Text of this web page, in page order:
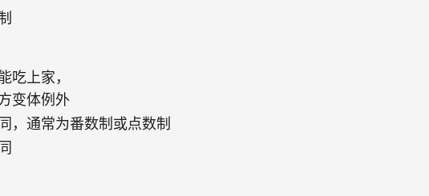
吃上家，
变体例外
，通常为番数制或点数制